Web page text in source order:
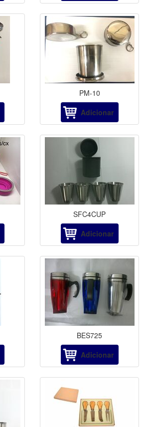
PM-10
Adicionar
SFC4CUP
Adicionar
BES725
Adicionar